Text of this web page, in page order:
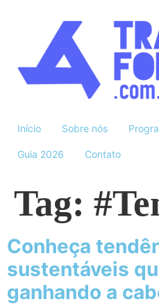
Início Sobre nós
Guia 2026 Contato
Tag:
Conheça
sustentáveis
ganhando a